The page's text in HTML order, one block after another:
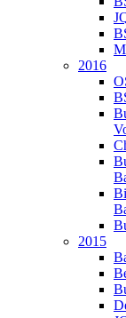
2016
2015